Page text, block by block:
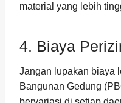
material yang lebih
4. Biaya
Jangan lupakan biaya
Bangunan Gedung